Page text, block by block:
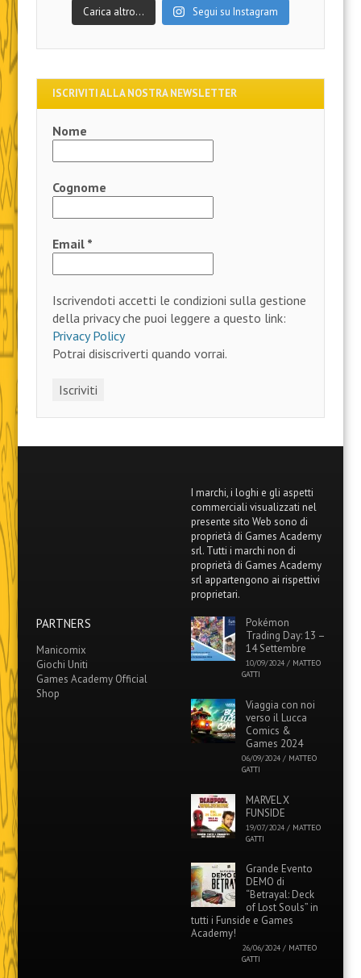
Carica altro… Segui su Instagram
ISCRIVITI ALLA NOSTRA NEWSLETTER
Nome
Cognome
Email *
Iscrivendoti accetti le condizioni sulla gestione
della privacy che puoi leggere a questo link:
Privacy Policy
Potrai disiscriverti quando vorrai.
I marchi, i loghi e gli aspetti
commerciali visualizzati nel
presente sito Web sono di
proprietà di Games Academy
srl. Tutti i marchi non di
proprietà di Games Academy
srl appartengono ai rispettivi
proprietari.
PARTNERS
Manicomix
Giochi Uniti
Games Academy Official
Shop
Pokémon
Trading Day: 13 –
14 Settembre
10/09/2024 / MATTEO
GATTI
Viaggia con noi
verso il Lucca
Comics &
Games 2024
06/09/2024 / MATTEO
GATTI
MARVEL X
FUNSIDE
19/07/2024 / MATTEO
GATTI
Grande Evento
DEMO di
“Betrayal: Deck
of Lost Souls” in
tutti i Funside e Games
Academy!
26/06/2024 / MATTEO
GATTI